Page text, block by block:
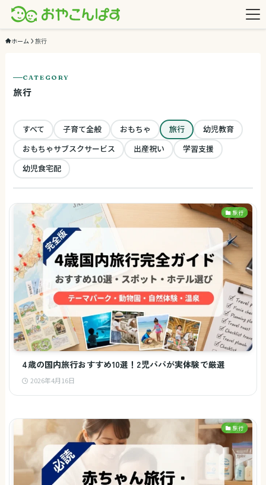
ホーム 旅行
CATEGORY
旅行
すべて 子育て全般 おもちゃ 旅行
幼児教育
おもちゃサブスクサービス
出産祝い
学習支援
幼児食宅配
旅行
4歳の国内旅行おすすめ10選！2児パパが実体験で厳選
2026年4月16日
旅行